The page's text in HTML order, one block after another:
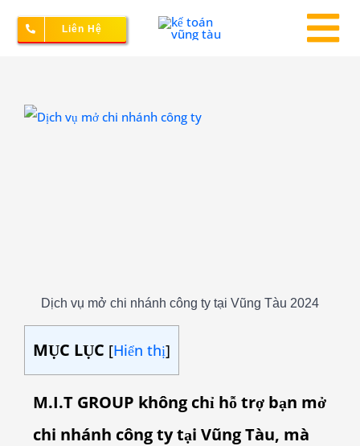
Liên Hệ
View
Dịch vụ mở chi nhánh công ty tại Vũng Tàu 2024
MỤC LỤC [Hiển thị]
M.I.T GROUP không chỉ hỗ trợ bạn mở
chi nhánh công ty tại Vũng Tàu, mà